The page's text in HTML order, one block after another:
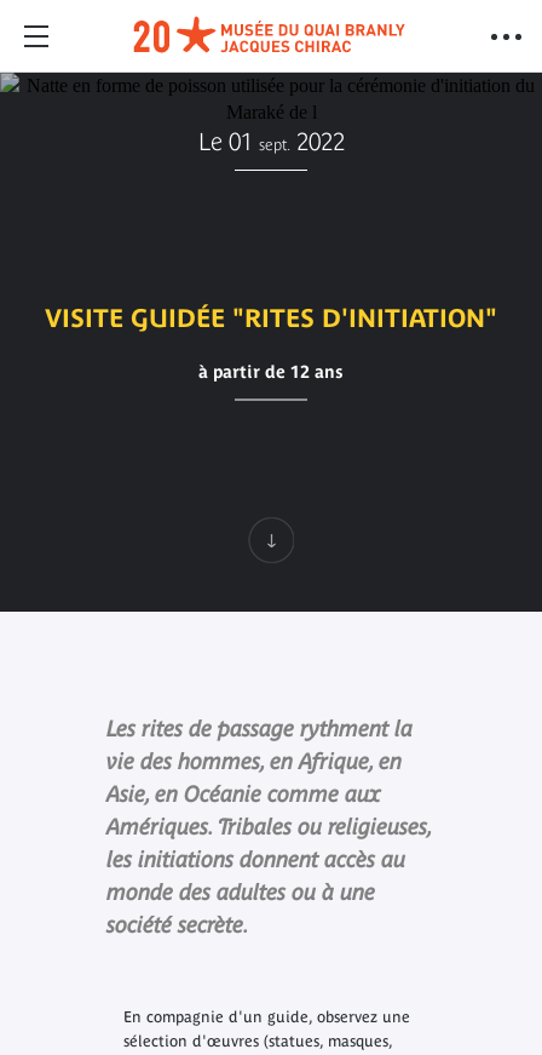
Le 01 sept. 2022
VISITE GUIDÉE "RITES D'INITIATION"
à partir de 12 ans
Les rites de passage rythment la
vie des hommes, en Afrique, en
Asie, en Océanie comme aux
Amériques. Tribales ou religieuses,
les initiations donnent accès au
monde des adultes ou à une
société secrète.
En compagnie d'un guide, observez une
sélection d'œuvres (statues, masques,